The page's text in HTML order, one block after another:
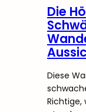
Die
Diese
Richtige,